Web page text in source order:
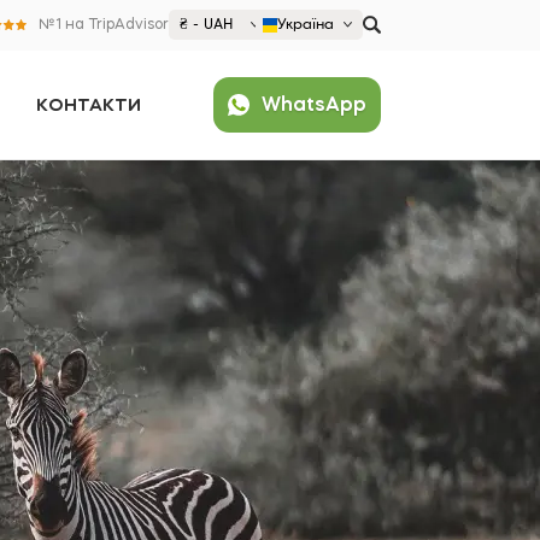
№1 на TripAdvisor ₴ - UAH Україна
United States (English)
France (Français)
Deutschland (Deutsch)
Nederland (Nederlands)
España (Español)
Americas
Argentina (Español)
Brazil (Português)
United States (English)
Asia
Japan (Japanese)
Europe
Croatia (Hrvatski)
КОНТАКТИ WhatsApp